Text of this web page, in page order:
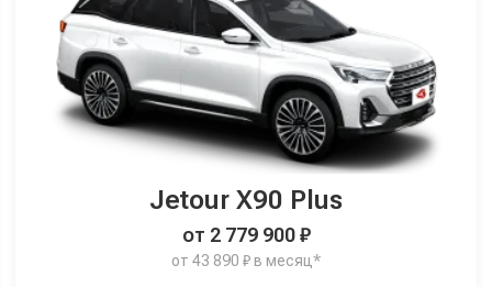
Jetour X90 Plus
от 2 779 900 ₽
от 43 890 ₽ в месяц*